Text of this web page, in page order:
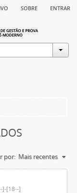
sobre entrar
por: Mais recentes
]-[18--]